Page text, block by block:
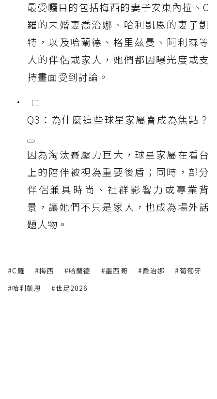
最受矚目的包括梅西的妻子安東內拉、C
羅的未婚妻喬治娜、哈利凱恩的妻子凱
特，以及哈蘭德、格里茲曼、阿利森等
人的伴侶或家人，她們都因曝光度或支
持畫面受到討論。
Q3：為什麼這些球星家屬會成為焦點？
因為淘汰賽壓力巨大，球星家屬在看台
上的陪伴被視為重要後盾；同時，部分
伴侶兼具時尚、社群影響力或專業背
景，讓她們不只是家人，也成為場外話
題人物。
#C羅 #梅西 #哈蘭德 #墨西哥 #喬治娜
#葡萄牙
#哈利凱恩
#世足2026